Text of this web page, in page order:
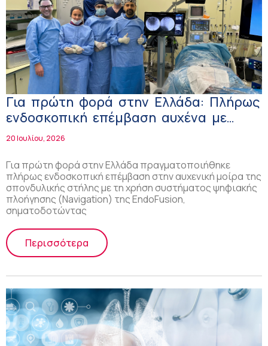
Για πρώτη φορά στην Ελλάδα: Πλήρως
ενδοσκοπική επέμβαση αυχένα με
ψηφιακή πλοήγηση
20 Ιουλίου, 2026
Για πρώτη φορά στην Ελλάδα πραγματοποιήθηκε
πλήρως ενδοσκοπική επέμβαση στην αυχενική μοίρα της
σπονδυλικής στήλης με τη χρήση συστήματος ψηφιακής
πλοήγησης (Navigation) της EndoFusion,
σηματοδοτώντας
Περισσότερα